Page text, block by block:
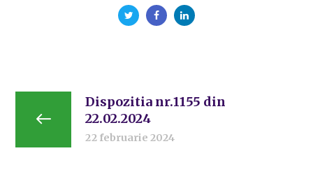
Dispozitia nr.1155 din
22.02.2024
22 februarie 2024